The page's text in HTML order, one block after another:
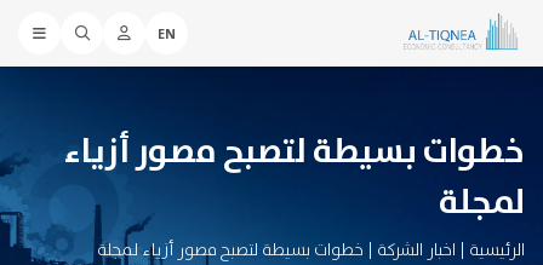
EN
خطوات بسيطة لتصبح مصور أزياء
لمجلة
الرئيسية | اخبار الشركة | خطوات بسيطة لتصبح مصور أزياء لمجلة